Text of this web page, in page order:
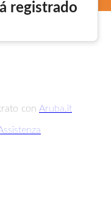
registrado
con Aruba.it